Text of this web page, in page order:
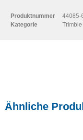
Produktnummer
44085-
Kategorie
Ähnliche